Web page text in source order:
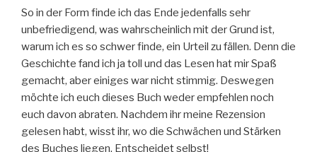
So in der Form finde ich das Ende jedenfalls sehr
unbefriedigend, was wahrscheinlich mit der Grund ist,
warum ich es so schwer finde, ein Urteil zu fällen. Denn die
Geschichte fand ich ja toll und das Lesen hat mir Spaß
gemacht, aber einiges war nicht stimmig. Deswegen
möchte ich euch dieses Buch weder empfehlen noch
euch davon abraten. Nachdem ihr meine Rezension
gelesen habt, wisst ihr, wo die Schwächen und Stärken
des Buches liegen. Entscheidet selbst!